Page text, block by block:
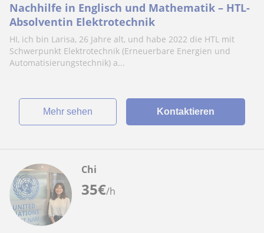
Nachhilfe in Englisch und Mathematik – HTL-
Absolventin Elektrotechnik
HI, ich bin Larisa, 26 Jahre alt, und habe 2022 die HTL mit
Schwerpunkt Elektrotechnik (Erneuerbare Energien und
Automatisierungstechnik) a...
Mehr sehen Kontaktieren
35€/h
Chi